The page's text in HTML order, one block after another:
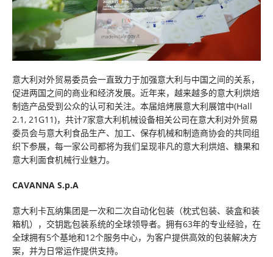
意大利对外贸易委员会一直致力于加强意大利与中国之间的关系，
促进两国之间的商业和经济发展。近年来，越来越多的意大利烘焙
制造产品受到公众的认可和关注。本届焙烤展意大利展馆中(Hall
2.1, 21G11)，共计7家意大利机械设备相关公司在意大利对外贸易
委员会与意大利食品生产、加工、保存机械和制造商协会的共同组
织下参展，每一家公司都将为我们呈现非凡的意大利烘焙、糖果和
意大利面食机械行业魅力。
CAVANNA S.p.A
意大利卡瓦纳集团是一次和二次自动化包装（枕式包装、装盒和装
箱机），交钥匙包装系统的全球领导者。拥有63年的专业经验，在
全球拥有5个基地和12个服务中心，为客户提供高效的包装解决方
案，并为日常运作提供支持。